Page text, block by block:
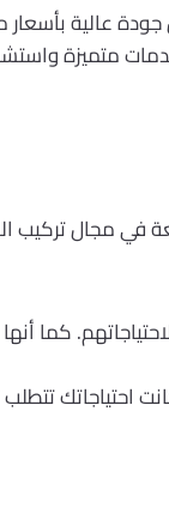
جودة عالية
متميزة
مجال تركيب
كما
احتياجاتك